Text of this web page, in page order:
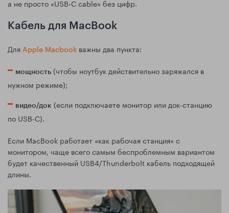
а не просто «USB‑C cable» без цифр.
Кабель для MacBook
Для Apple Macbook важны два пункта:
мощность (чтобы ноутбук действительно заряжался в
нужном режиме);
видео/док (если подключаете монитор или док-станцию
по USB‑C).
Если MacBook работает «как рабочая станция» с
монитором, чаще всего самым беспроблемным вариантом
будет качественный USB4/Thunderbolt кабель подходящей
длины.